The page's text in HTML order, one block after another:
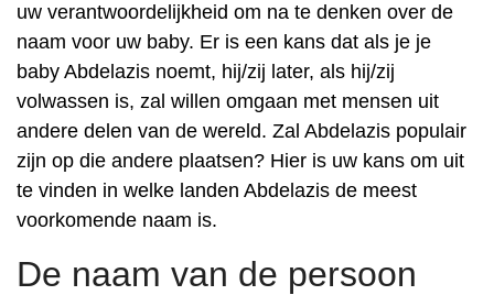
uw verantwoordelijkheid om na te denken over de
naam voor uw baby. Er is een kans dat als je je
baby Abdelazis noemt, hij/zij later, als hij/zij
volwassen is, zal willen omgaan met mensen uit
andere delen van de wereld. Zal Abdelazis populair
zijn op die andere plaatsen? Hier is uw kans om uit
te vinden in welke landen Abdelazis de meest
voorkomende naam is.
De naam van de persoon